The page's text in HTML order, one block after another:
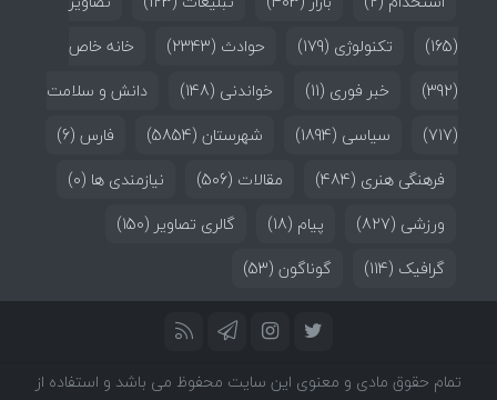
(165)
تکنولوژی (179) حوادث (2343)
خانه خاص
(392)
خبر فوری (11) خواندنی (148)
دانش و سلامت
(717)
سیاسی (1894) شهرستان (5854) فارس (6)
فرهنگی هنری (484) مقالات (506) نیازمندی ها (0)
ورزشی (827) پیام (18) گالری تصاویر (150)
گرافیک (114) گوناگون (53)
تمام حقوق مادی و معنوی این سایت محفوظ می باشد و استفاده از